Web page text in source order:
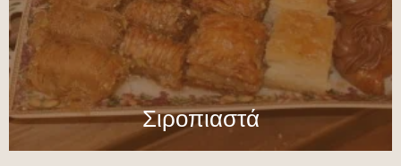
Σιροπιαστά